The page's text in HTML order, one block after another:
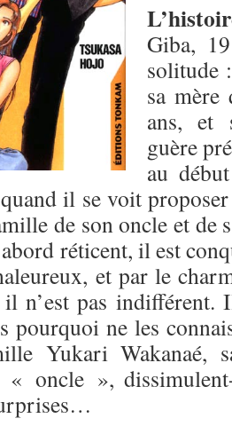
Giba,
solitude
sa mère
ans, et
guère
au
il se voit
de son oncle et de
réticent, il est
et par le
n’est pas indifférent.
pourquoi ne les
Yukari
« oncle »,